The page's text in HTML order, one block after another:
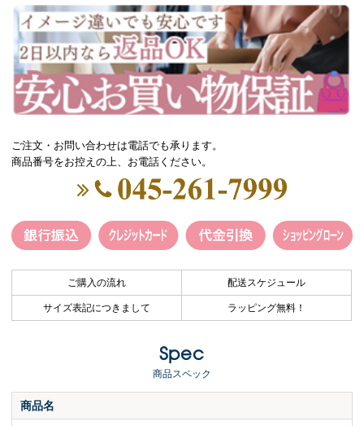
ご注文・お問い合わせは電話でも承ります。
商品番号をお控えの上、お電話ください。
ご購入の流れ 配送スケジュール
サイズ表記につきまして ラッピング無料！
Spec
商品スペック
商品名